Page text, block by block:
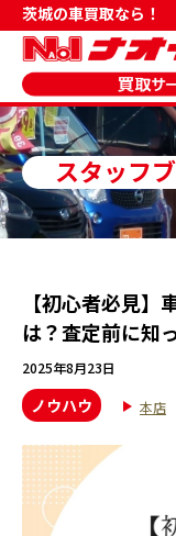
茨城の車買取なら！
スタッフ
【初心者必見】
は？査定前に知
2025年8月23日
ノウハウ 本店